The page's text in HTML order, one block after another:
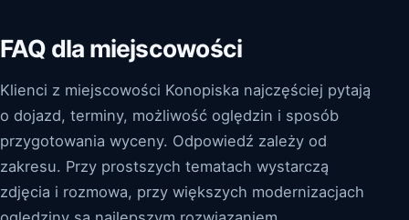
FAQ dla miejscowości
Klienci z miejscowości Konopiska najczęściej pytają
o dojazd, terminy, możliwość oględzin i sposób
przygotowania wyceny. Odpowiedź zależy od
zakresu. Przy prostszych tematach wystarczą
zdjęcia i rozmowa, przy większych modernizacjach